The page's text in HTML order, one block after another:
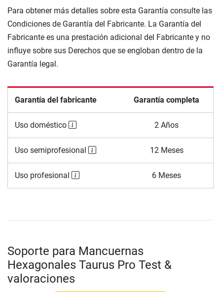
Para obtener más detalles sobre esta Garantía consulte las
Condiciones de Garantía del Fabricante. La Garantía del
Fabricante es una prestación adicional del Fabricante y no
influye sobre sus Derechos que se engloban dentro de la
Garantía legal.
Garantía del fabricante Garantía completa
Uso doméstico 2 Años
Uso semiprofesional 12 Meses
Uso profesional 6 Meses
Soporte para Mancuernas
Hexagonales Taurus Pro Test &
valoraciones